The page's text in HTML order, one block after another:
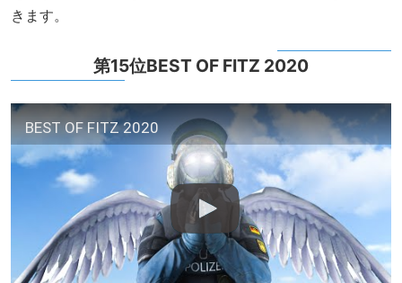
きます。
第15位BEST OF FITZ 2020
BEST OF FITZ 2020